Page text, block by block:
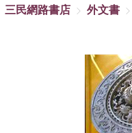
三民網路書店
外文書